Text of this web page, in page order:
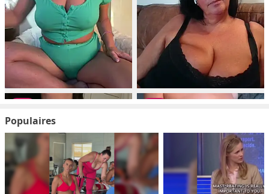
Populaires